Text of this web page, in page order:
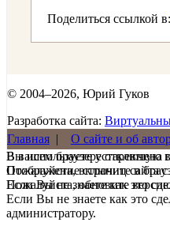
Поделиться ссылкой в:
© 2004–2026, Юрий Гуков
Разработка сайта:
Главная | О сайте и об
В вашем браузере отключена
Пожалуйста, включите в
Если Вы не знаете как это
Вы используете устаревшую
Отображение страниц сайта
Пожалуйста, обновите
Если Вы не знаете как это
администратору.